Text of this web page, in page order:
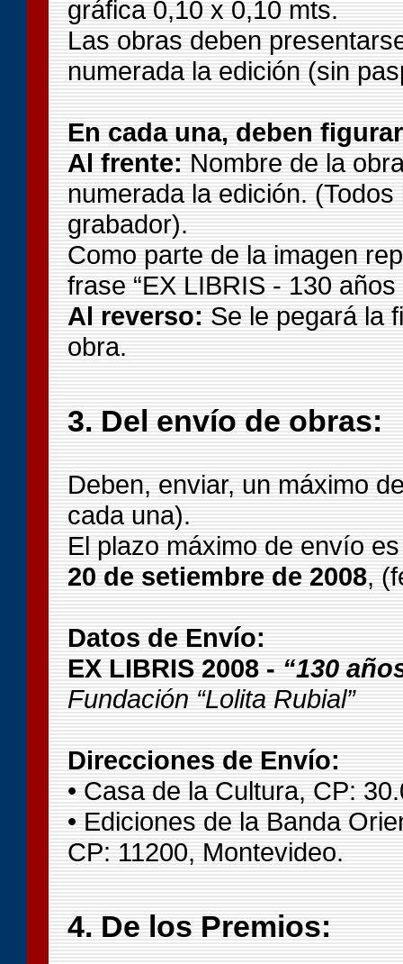
gráfica 0,10 x 0,10 mts.
Las obras deben
numerada la edición (sin
En cada una, deben
Al frente: Nombre de la
numerada la edición.
grabador).
Como parte de la imagen
frase “EX LIBRIS - 130 años
Al reverso: Se le pegará la
obra.
3. Del envío de obras:
Deben, enviar, un máximo
cada una).
El plazo máximo de envío
20 de setiembre de 2008,
Datos de Envío:
EX LIBRIS 2008 - “130
Fundación “Lolita Rubial”
Direcciones de Envío:
• Casa de la Cultura, CP:
• Ediciones de la Banda
CP: 11200, Montevideo.
4. De los Premios: